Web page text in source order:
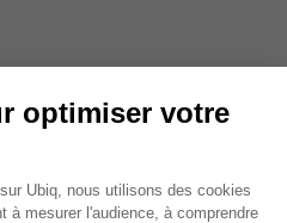
• 2ème étage
m²
optimiser votre
du
Ubiq, nous utilisons des cookies
à mesurer l'audience, à comprendre